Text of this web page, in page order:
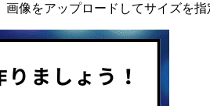
画像をアップロードしてサイズを